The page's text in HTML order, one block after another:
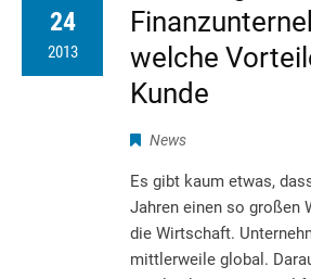
24
2013
welche
Kunde
News
Es gibt kaum etwas,
Jahren einen so großen
die Wirtschaft.
mittlerweile global.